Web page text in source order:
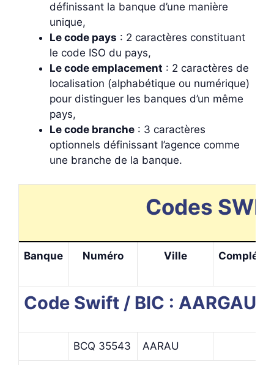
définissant la banque d’une manière
unique,
Le code pays : 2 caractères constituant
le code ISO du pays,
Le code emplacement : 2 caractères de
localisation (alphabétique ou numérique)
pour distinguer les banques d’un même
pays,
Le code branche : 3 caractères
optionnels définissant l’agence comme
une branche de la banque.
Codes
Banque Numéro Ville
Code Swift / BIC :
BCQ 35543 AARAU